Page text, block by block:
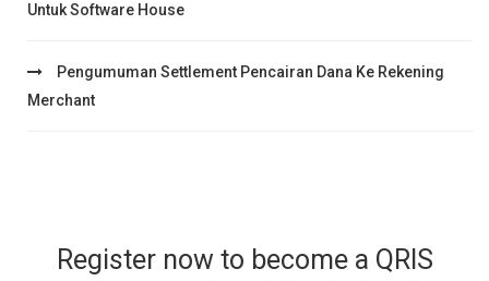
Untuk Software House
Pengumuman Settlement Pencairan Dana Ke Rekening
Merchant
Register now to become a QRIS